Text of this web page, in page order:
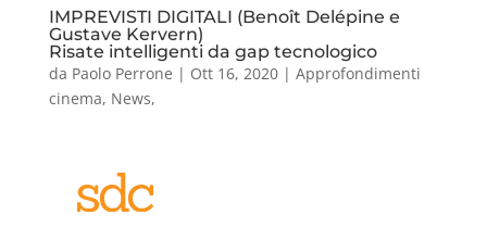
IMPREVISTI DIGITALI (Benoît Delépine e
Gustave Kervern)
Risate intelligenti da gap tecnologico
da Paolo Perrone | Ott 16, 2020| Approfondimenti
cinema, News,